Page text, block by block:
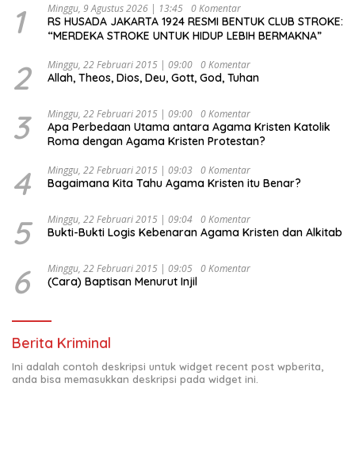
1 Minggu, 9 Agustus 2026 | 13:45 0 Komentar
RS HUSADA JAKARTA 1924 RESMI BENTUK CLUB STROKE:
“MERDEKA STROKE UNTUK HIDUP LEBIH BERMAKNA”
2 Minggu, 22 Februari 2015 | 09:00 0 Komentar
Allah, Theos, Dios, Deu, Gott, God, Tuhan
3 Minggu, 22 Februari 2015 | 09:00 0 Komentar
Apa Perbedaan Utama antara Agama Kristen Katolik
Roma dengan Agama Kristen Protestan?
4 Minggu, 22 Februari 2015 | 09:03 0 Komentar
Bagaimana Kita Tahu Agama Kristen itu Benar?
5 Minggu, 22 Februari 2015 | 09:04 0 Komentar
Bukti-Bukti Logis Kebenaran Agama Kristen dan Alkitab
6 Minggu, 22 Februari 2015 | 09:05 0 Komentar
(Cara) Baptisan Menurut Injil
Berita Kriminal
Ini adalah contoh deskripsi untuk widget recent post wpberita,
anda bisa memasukkan deskripsi pada widget ini.